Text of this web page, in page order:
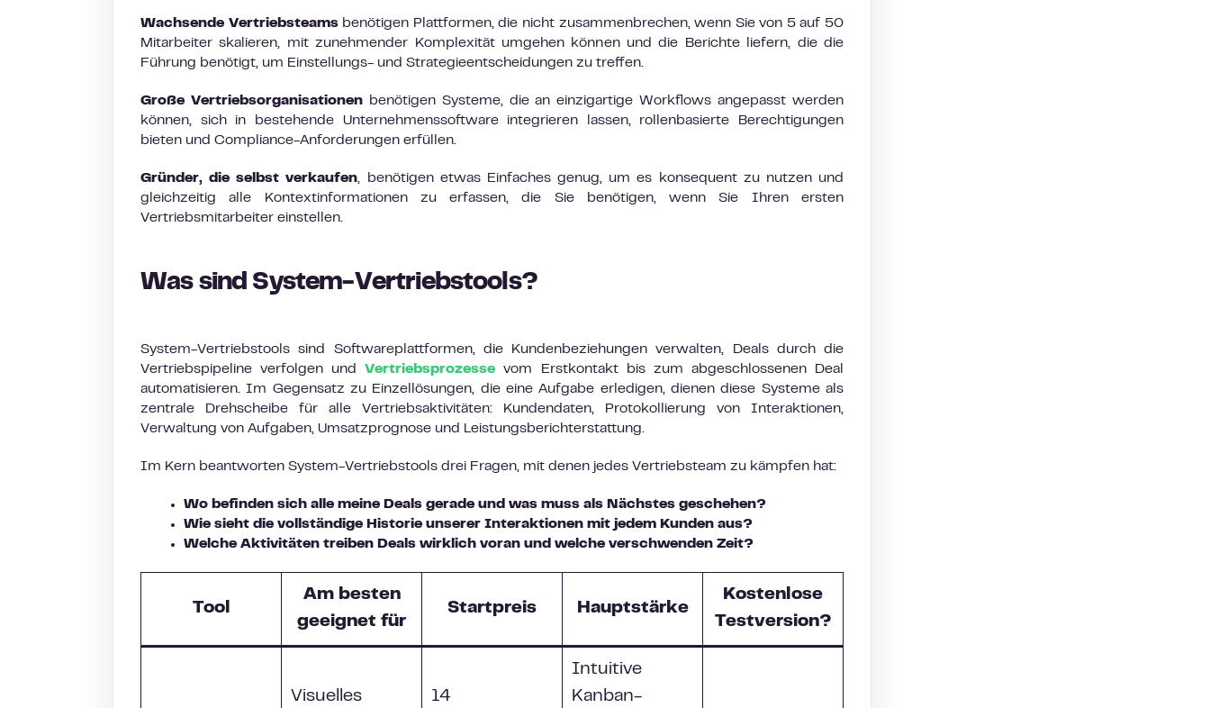
Wachsende Vertriebsteamsbenötigen Plattformen, die nicht zusammenbrechen, wenn Sie von 5 auf 50
Mitarbeiter skalieren, mit zunehmender Komplexität umgehen können und die Berichte liefern, die die
Führung benötigt, um Einstellungs- und Strategieentscheidungen zu treffen.
Große Vertriebsorganisationenbenötigen Systeme, die an einzigartige Workflows angepasst werden
können, sich in bestehende Unternehmenssoftware integrieren lassen, rollenbasierte Berechtigungen
bieten und Compliance-Anforderungen erfüllen.
Gründer, die selbst verkaufen, benötigen etwas Einfaches genug, um es konsequent zu nutzen und
gleichzeitig alle Kontextinformationen zu erfassen, die Sie benötigen, wenn Sie Ihren ersten
Vertriebsmitarbeiter einstellen.
Was sind System-Vertriebstools?
System-Vertriebstools sind Softwareplattformen, die Kundenbeziehungen verwalten, Deals durch die
Vertriebspipeline verfolgen undVertriebsprozesse vom Erstkontakt bis zum abgeschlossenen Deal
automatisieren. Im Gegensatz zu Einzellösungen, die eine Aufgabe erledigen, dienen diese Systeme als
zentrale Drehscheibe für alle Vertriebsaktivitäten: Kundendaten, Protokollierung von Interaktionen,
Verwaltung von Aufgaben, Umsatzprognose und Leistungsberichterstattung.
Im Kern beantworten System-Vertriebstools drei Fragen, mit denen jedes Vertriebsteam zu kämpfen hat:
Wo befinden sich alle meine Deals gerade und was muss als Nächstes geschehen?
Wie sieht die vollständige Historie unserer Interaktionen mit jedem Kunden aus?
Welche Aktivitäten treiben Deals wirklich voran und welche verschwenden Zeit?
Tool
Am besten
geeignet für
Startpreis Hauptstärke
Kostenlose
Testversion?
Visuelles
14
Intuitive
Kanban-